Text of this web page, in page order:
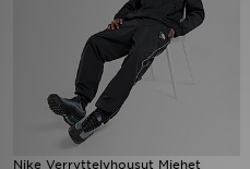
Nike Verryttelyhousut Miehet
Tuotemerkit
Inspiroidu